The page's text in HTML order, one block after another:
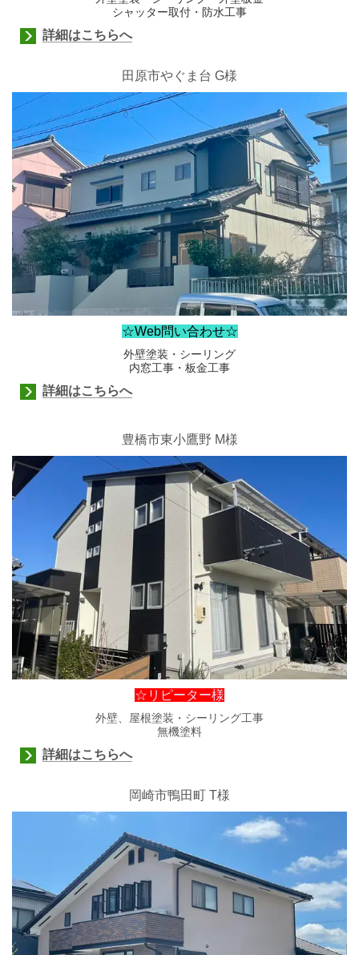
シャッター取付・防水工事
詳細はこちらへ
田原市やぐま台 G様
☆Web問い合わせ☆
外壁塗装・シーリング
内窓工事・板金工事
詳細はこちらへ
豊橋市東小鷹野 M様
☆リピーター様
外壁、屋根塗装・シーリング工事
無機塗料
詳細はこちらへ
岡崎市鴨田町 T様